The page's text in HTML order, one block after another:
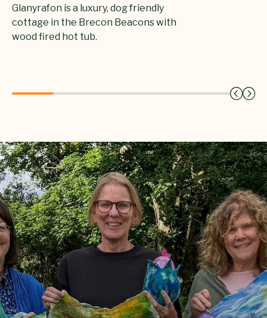
Glanyrafon is a luxury, dog friendly
cottage in the Brecon Beacons with
wood fired hot tub.